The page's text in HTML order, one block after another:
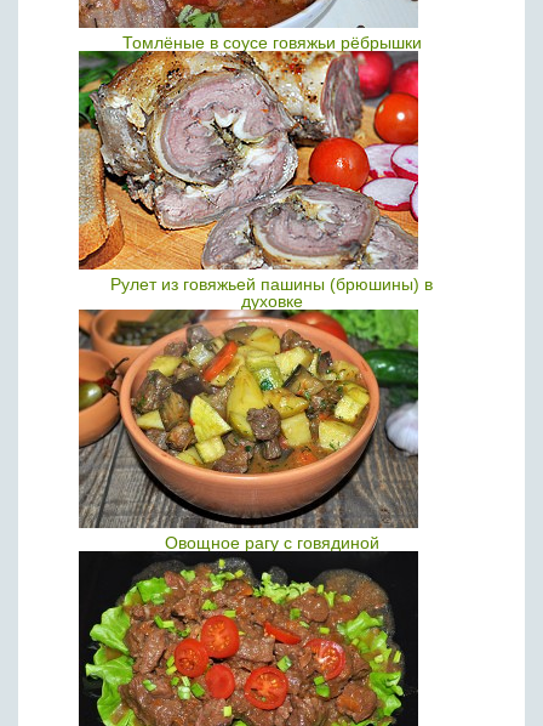
Томлёные в соусе говяжьи рёбрышки
Рулет из говяжьей пашины (брюшины) в
духовке
Овощное рагу с говядиной